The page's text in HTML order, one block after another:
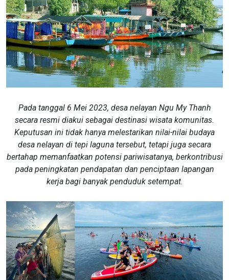
Pada tanggal 6 Mei 2023, desa nelayan Ngu My Thanh
secara resmi diakui sebagai destinasi wisata komunitas.
Keputusan ini tidak hanya melestarikan nilai-nilai budaya
desa nelayan di tepi laguna tersebut, tetapi juga secara
bertahap memanfaatkan potensi pariwisatanya, berkontribusi
pada peningkatan pendapatan dan penciptaan lapangan
kerja bagi banyak penduduk setempat.